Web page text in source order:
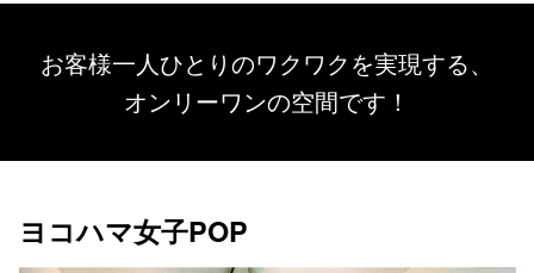
お客様一人ひとりのワクワクを実現する、
オンリーワンの空間です！
ヨコハマ女子POP